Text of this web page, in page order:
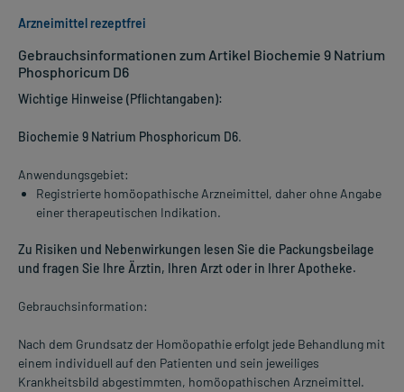
Gebrauchsinformationen zum Artikel Biochemie 9 Natrium
Phosphoricum D6
Wichtige Hinweise (Pflichtangaben):
Biochemie 9 Natrium Phosphoricum D6.
Anwendungsgebiet:
Registrierte homöopathische Arzneimittel, daher ohne Angabe
einer therapeutischen Indikation.
Zu Risiken und Nebenwirkungen lesen Sie die Packungsbeilage
und fragen Sie Ihre Ärztin, Ihren Arzt oder in Ihrer Apotheke.
Gebrauchsinformation:
Nach dem Grundsatz der Homöopathie erfolgt jede Behandlung mit
einem individuell auf den Patienten und sein jeweiliges
Krankheitsbild abgestimmten, homöopathischen Arzneimittel.
Arzneimittel rezeptfrei